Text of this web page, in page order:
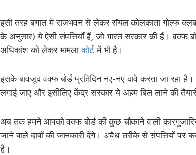
इसी तरह बंगाल में राजभवन से लेकर रॉयल कोलकाता गोल्फ क्लब
के अनुसार) ये ऐसी संपत्तियाँ हैं, जो भारत सरकार की हैं। वक्फ
अधिकांश को लेकर मामलाकोर्टमें भी है।
इसके बावजूद वक्फ बोर्ड प्रतिदिन नए-नए दावे करता जा रहा
लगाई जाए और इसीलिए केंद्र सरकार ये अहम बिल लाने की
अब तक हमने आपको वक्फ बोर्ड की कुछ चौकाने वाली
जाने वाले दावों की जानकारी देंगे। अवैध तरीके से संपत्तियों
है।